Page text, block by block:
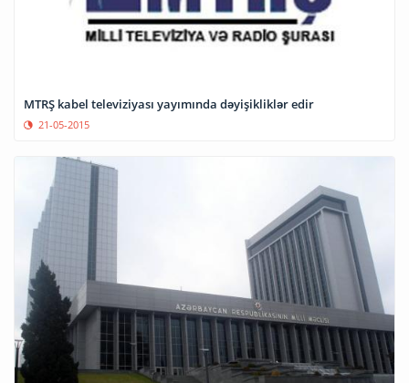
MTRŞ kabel televiziyası yayımında dəyişikliklər edir
21-05-2015